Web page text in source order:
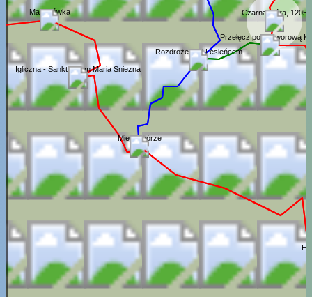
Czarna Góra, 1205
Igliczna - Sanktuarium Maria Sniezna
Marianówka
Miedzygórze
Przełęcz pod Jaworową
Rozdroże pod Lesieńcem